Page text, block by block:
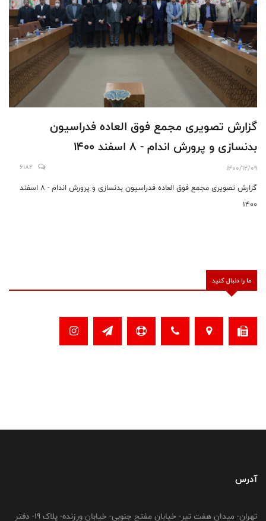
گزارش تصویری مجمع فوق العاده فدراسیون
بدنسازی و پرورش اندام - 8 اسفند 1400
1400/12/09
6182
گزارش تصویری مجمع فوق العاده فدراسیون بدنسازی و پرورش اندام - 8 اسفند
1400
ما را دنبال کنید
آدرس
تهران- میدان هفت تیر- خیابان مفتح جنوبی- خیابان ورزنده- پلاک 19- دفتر